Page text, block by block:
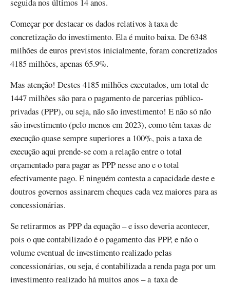
Começar por destacar os dados relativos à taxa de
concretização do investimento. Ela é muito baixa. De 6348
milhões de euros previstos inicialmente, foram concretizados
4185 milhões, apenas 65.9%.
Mas atenção! Destes 4185 milhões executados, um total de
1447 milhões são para o pagamento de parcerias público-
privadas (PPP), ou seja, não são investimento! E não só não
são investimento (pelo menos em 2023), como têm taxas de
execução quase sempre superiores a 100%, pois a taxa de
execução aqui prende-se com a relação entre o total
orçamentado para pagar as PPP nesse ano e o total
efectivamente pago. E ninguém contesta a capacidade deste e
doutros governos assinarem cheques cada vez maiores para as
concessionárias.
Se retirarmos as PPP da equação – e isso deveria acontecer,
pois o que contabilizado é o pagamento das PPP, e não o
volume eventual de investimento realizado pelas
concessionárias, ou seja, é contabilizada a renda paga por um
investimento realizado há muitos anos – a taxa de